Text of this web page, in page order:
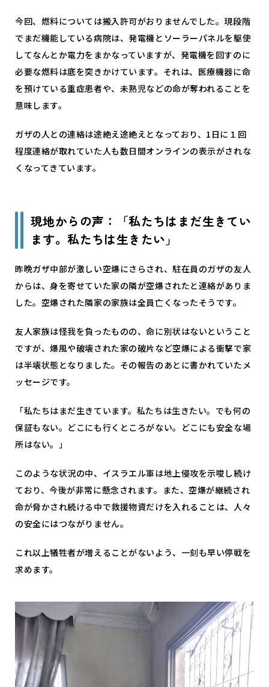
今回、燃料については搬入許可がおりませんでした。現段階
でまだ機能している病院は、発電機とソーラーパネルを駆使
してなんとか電力をまかなっていますが、発電機を回すのに
必要な燃料は底を突きかけています。それは、医療機器に命
を預けている重症患者や、未熟児などの命が奪われることを
意味します。
ガザの人との連絡は途絶え途絶えとなっており、1日に１回
程度連絡が取れていた人も数日間オンラインの表示がされな
くなってきています。
現地からの声：「私たちはまだ生きてい
ます。私たちは生きたい」
昨晩ガザ中部が激しい空爆にさらされ、駐在員のガザの友人
からは、身を寄せていた家の隣が空爆されたと連絡がありま
した。空爆された隣家の家族は全員亡くなったそうです。
友人家族は怪我を負ったものの、命に別状はないということ
ですが、爆風や破壊された家の破片など空爆による衝撃で家
は半壊状態となりました。その報告のあとに書かれていたメ
ッセージです。
「私たちはまだ生きています。私たちは生きたい。でも何の
保証もない。どこにも行くところがない。どこにも安全な場
所はない。」
このような状況の中、イスラエル軍は地上侵攻を示唆し続け
ており、今後が非常に懸念されます。また、空爆が継続され
命が脅かされ続ける中で救援物資だけを入れることは、人々
の安全にはつながりません。
これ以上犠牲者が増えることがないよう、一刻も早い停戦を
求めます。